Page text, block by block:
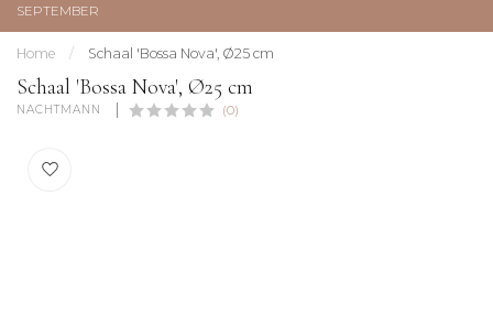
SEPTEMBER
Home / Schaal 'Bossa Nova', Ø25 cm
Schaal 'Bossa Nova', Ø25 cm
NACHTMANN (0)